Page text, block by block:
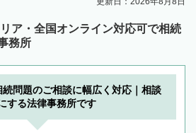
ア・全国オンライン対応可で相続
務所
続問題のご相談に幅広く対応｜相談
する法律事務所です